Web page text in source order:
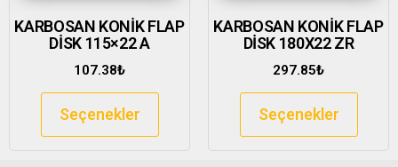
KARBOSAN KONİK FLAP
DİSK 115×22 A
107.38₺
Seçenekler
KARBOSAN KONİK FLAP
DİSK 180X22 ZR
297.85₺
Seçenekler